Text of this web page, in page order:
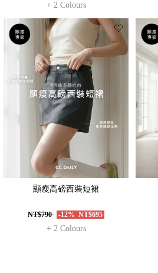
+ 2 Colours
顯瘦高磅西裝短裙
NT$790 -12% NT$695
+ 2 Colours